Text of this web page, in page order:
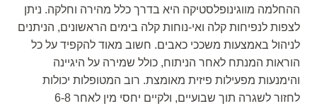
ההחלמה מווגינופלסטיקה היא בדרך כלל מהירה וחלקה. ניתן
לצפות לנפיחות קלה ואי-נוחות קלה בימים הראשונים, הניתנים
לניהול באמצעות משככי כאבים. חשוב מאוד להקפיד על כל
הוראות המנתח לאחר הניתוח, כולל שמירה על היגיינה
והימנעות מפעילות פיזית מאומצת. רוב המטופלות יכולות
לחזור לשגרה תוך שבועיים, ולקיים יחסי מין לאחר 6-8